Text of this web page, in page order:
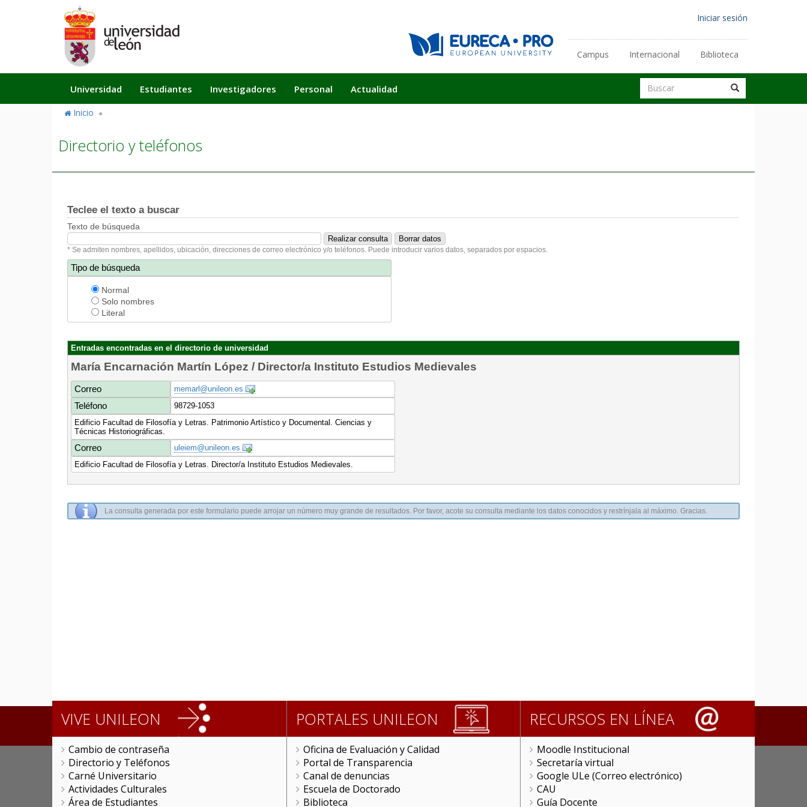
Menú
cuenta
de
usuario
Iniciar sesión
Enlaces
secundarios
Campus Internacional Biblioteca
Buscar
Buscar Buscar
Navegación
principal
Universidad Estudiantes Investigadores Personal Actualidad
Inicio
Directorio y teléfonos
VIVE UNILEON
Cambio de contraseña
Directorio y Teléfonos
Carné Universitario
Actividades Culturales
Área de Estudiantes
PORTALES UNILEON
Oficina de Evaluación y Calidad
Portal de Transparencia
Canal de denuncias
Escuela de Doctorado
Biblioteca
RECURSOS EN LÍNEA
Moodle Institucional
Secretaría virtual
Google ULe (Correo electrónico)
CAU
Guía Docente